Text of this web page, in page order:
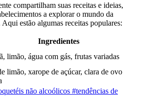
compartilham suas receitas e ideias,
a explorar o mundo da
estão algumas receitas populares:
Ingredientes
limão, água com gás, frutas variadas
limão, xarope de açúcar, clara de ovo
não alcoólicos #tendências de